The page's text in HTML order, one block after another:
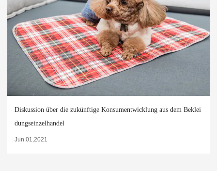
Diskussion über die zukünftige Konsumentwicklung aus dem Beklei
dungseinzelhandel
Jun 01,2021